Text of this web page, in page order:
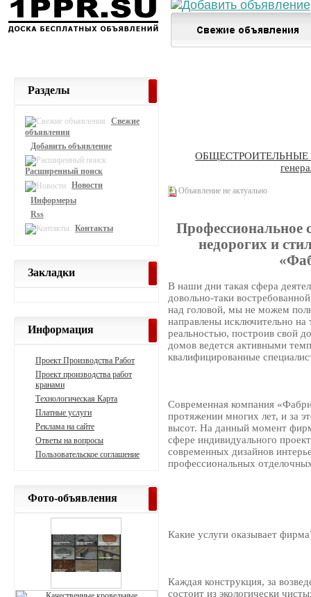
ОБЩЕСТРОИТЕЛЬНЫЕ
Объявление не актуально
Профессиональное
недорогих и
В наши дни такая сфера
довольно-таки
над головой, мы не можем
направлены исключительно
реальностью, построив свой
домов ведется активными
квалифицированные
Современная компания
протяжении многих лет, и за
высот. На данный момент
сфере индивидуального
современных дизайнов
профессиональных
Какие услуги оказывает
Каждая конструкция, за
состоит из экологически
Разделы
Свежие
объявления
Добавить объявление
Расширенный поиск
Новости
Информеры
Rss
Контакты
Закладки
Информация
Проект Производства Работ
Проект производства работ
кранами
Технологическая Карта
Платные услуги
Реклама на сайте
Ответы на вопросы
Пользовательское соглашение
Фото-объявления